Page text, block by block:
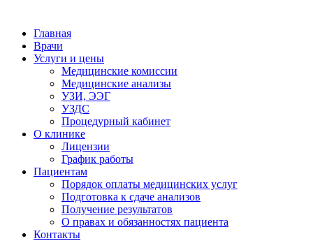
Главная
Врачи
Услуги и цены
Медицинские комиссии
Медицинские анализы
УЗИ, ЭЭГ
УЗДС
Процедурный кабинет
О клинике
Лицензии
График работы
Пациентам
Порядок оплаты медицинских услуг
Подготовка к сдаче анализов
Получение результатов
О правах и обязанностях пациента
Контакты